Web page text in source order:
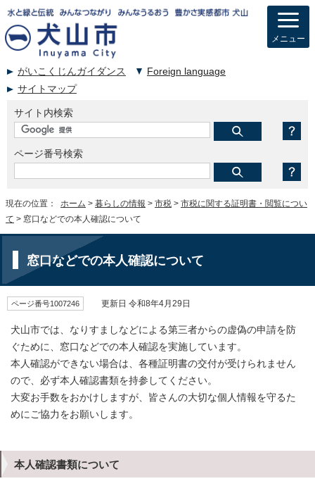
がいこくじんガイダンス
Foreign language
サイトマップ
サイト内検索
ページ番号検索
メニュー
現在の位置： ホーム > 暮らしの情報 > 市税 > 市税に関する証明書・閲覧につい
て > 窓口などでの本人確認について
窓口などでの本人確認について
ページ番号1007246 更新日 令和8年4月29日
犬山市では、なりすましなどによる第三者からの虚偽の申請を防
ぐために、窓口などでの本人確認を実施しています。
本人確認ができない場合は、各種証明書の交付が受けられません
ので、必ず本人確認書類を持参してください。
大変お手数をおかけしますが、皆さんの大切な個人情報を守るた
めにご協力をお願いします。
本人確認書類について